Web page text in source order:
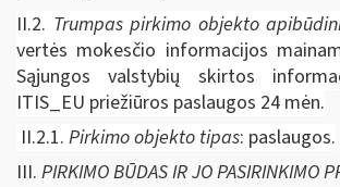
II.2. Trumpas pirkimo objekto
vertės mokesčio informacijos
Sąjungos valstybių skirtos
ITIS_EU priežiūros paslaugos 24 mėn.
II.2.1. Pirkimo objekto tipas: paslaugos.
III. PIRKIMO BŪDAS IR JO PASIRINKIMO